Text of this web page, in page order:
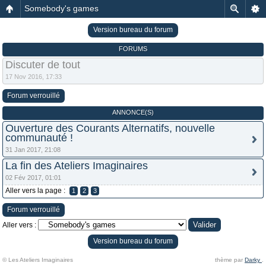
Somebody's games
Version bureau du forum
FORUMS
Discuter de tout
17 Nov 2016, 17:33
Forum verrouillé
ANNONCE(S)
Ouverture des Courants Alternatifs, nouvelle
communauté !
31 Jan 2017, 21:08
La fin des Ateliers Imaginaires
02 Fév 2017, 01:01
Aller vers la page : 1 2 3
Forum verrouillé
Aller vers :
Version bureau du forum
© Les Ateliers Imaginaires thème par Darky